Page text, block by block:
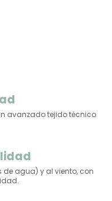
avanzado tejido técnico
de agua) y al viento, con